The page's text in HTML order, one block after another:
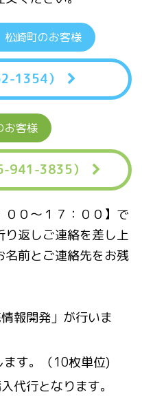
松崎町のお客様
1354）
お客様
941-3835）
０〜１７：００】で
返しご連絡を差し上
前とご連絡先をお残
報開発」が行いま
す。（10枚単位)
代行となります。